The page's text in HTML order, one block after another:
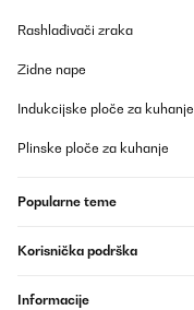
Rashlađivači zraka
Zidne nape
Indukcijske ploče za kuhanje
Plinske ploče za kuhanje
Popularne teme
Korisnička podrška
Informacije